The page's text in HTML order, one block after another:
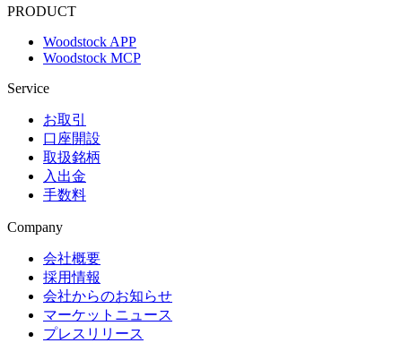
PRODUCT
Woodstock APP
Woodstock MCP
Service
お取引
口座開設
取扱銘柄
入出金
手数料
Company
会社概要
採用情報
会社からのお知らせ
マーケットニュース
プレスリリース